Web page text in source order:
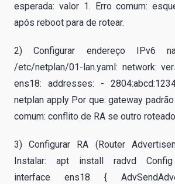
esperada: valor 1. Erro comum:
após reboot para de rotear.
2) Configurar endereço IPv6
/etc/netplan/01-lan.yaml: network:
ens18: addresses: -
netplan apply Por que: gateway
comum: conflito de RA se outro
3) Configurar RA (Router
Instalar: apt install radvd Config
interface ens18 {